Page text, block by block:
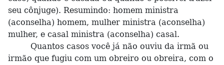
seu cônjuge). Resumindo: homem ministra
(aconselha) homem, mulher ministra (aconselha)
mulher, e casal ministra (aconselha) casal.
Quantos casos você já não ouviu da irmã ou
irmão que fugiu com um obreiro ou obreira, com o